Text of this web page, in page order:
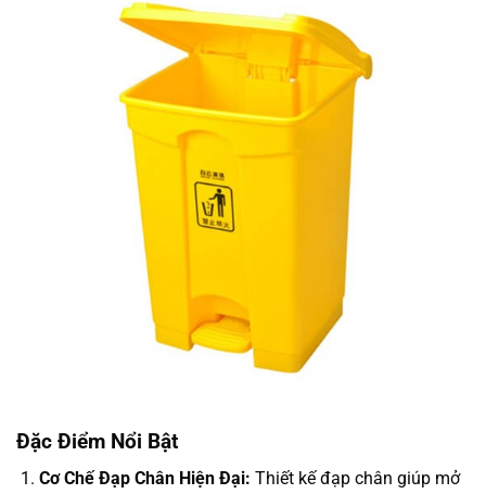
Đặc Điểm Nổi Bật
Cơ Chế Đạp Chân Hiện Đại: Thiết kế đạp chân giúp mở